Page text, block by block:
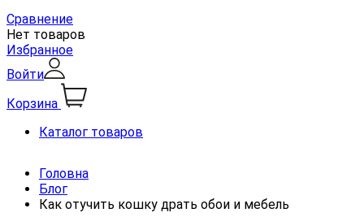
Сравнение
Нет товаров
Избранное
Войти
Корзина
Каталог товаров
Головна
Блог
Как отучить кошку драть обои и мебель